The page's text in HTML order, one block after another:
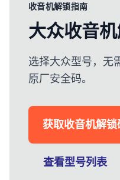
收音机解锁指南
大众收音
选择大众型号，无
原厂安全码。
获取收音机解锁
查看型号列表